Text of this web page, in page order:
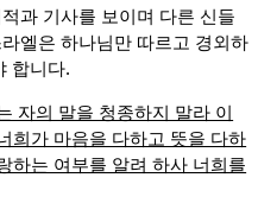
과 기사를 보이며 다른 신들
엘은 하나님만 따르고 경외하
합니다.
자의 말을 청종하지 말라 이
희가 마음을 다하고 뜻을 다하
하는 여부를 알려 하사 너희를